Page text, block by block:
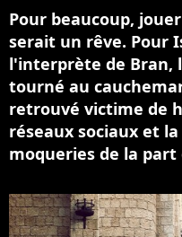
Pour beaucoup,
serait un rêve. Pour
l'interprète de Bran,
tourné au
retrouvé victime de
réseaux sociaux et
moqueries de la